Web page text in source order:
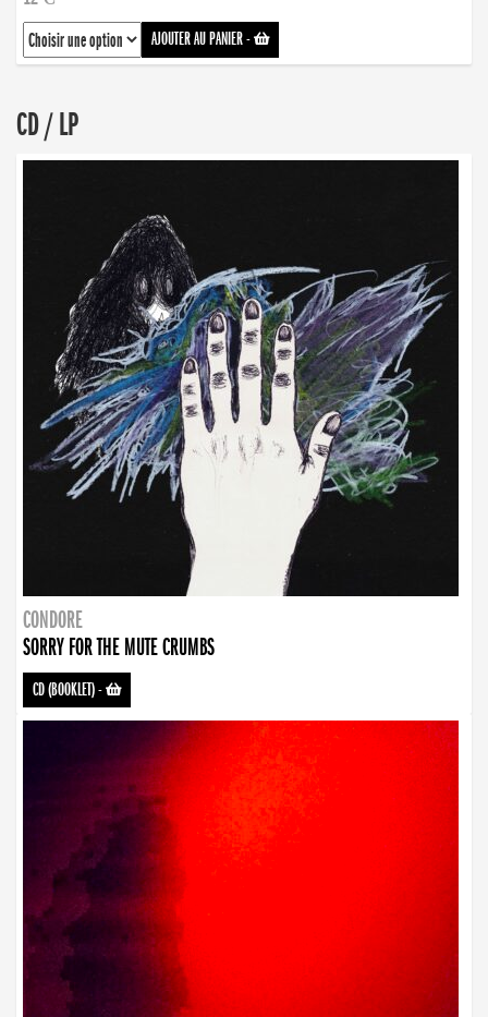
AJOUTER AU PANIER-
CD / LP
CONDORE
SORRY FOR THE MUTE CRUMBS
CD (BOOKLET)-